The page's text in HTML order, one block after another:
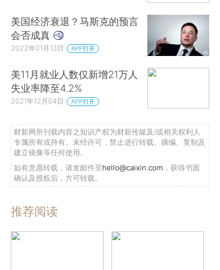
美国经济衰退？马斯克的预言
会否成真
2022年01月13日 APP打开
美11月就业人数仅新增21万人
失业率降至4.2%
2021年12月04日 APP打开
财新网所刊载内容之知识产权为财新传媒及/或相关权利人
专属所有或持有。未经许可，禁止进行转载、摘编、复制及
建立镜像等任何使用。
如有意愿转载，请发邮件至hello@caixin.com ，获得书面
确认及授权后，方可转载。
推荐阅读